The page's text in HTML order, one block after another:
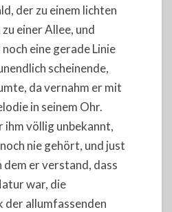
der zu einem lichten
einer Allee, und
eine gerade Linie
scheinende,
da vernahm er mit
in seinem Ohr.
ihm völlig unbekannt,
nie gehört, und just
dem er verstand, dass
war, die
der allumfassenden